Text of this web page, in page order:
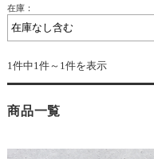
在庫：
1件中1件～1件を表示
商品一覧